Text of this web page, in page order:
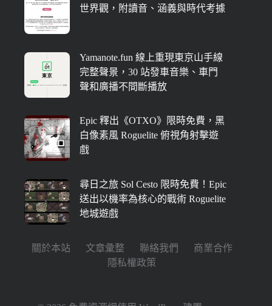
世界觀，附讀音、涵義與時代考據
Yamanote.fun 線上重現東京山手線
完整聲景，30 站發車音樂、車門
聲和廣播不間斷播放
Epic 釋出《OTXO》限時免費，黑
白像素風 Roguelite 俯視角射擊遊
戲
尋日之旅 Sol Cesto 限時免費！Epic
送出以機率為核心的戰術 Roguelite
地城遊戲
關於本站 文章彙整 聯絡我們
商業合作
隱私權政策